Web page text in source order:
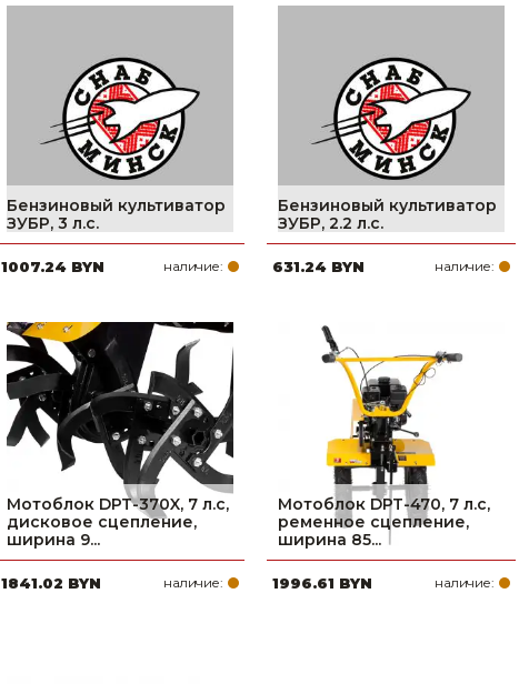
Бензиновый культиватор
ЗУБР, 3 л.с.
1007.24 BYN наличие:
Бензиновый культиватор
ЗУБР, 2.2 л.с.
631.24 BYN наличие:
Мотоблок DPT-370X, 7 л.с,
дисковое сцепление,
ширина 9...
1841.02 BYN наличие:
Мотоблок DPT-470, 7 л.с,
ременное сцепление,
ширина 85...
1996.61 BYN наличие: